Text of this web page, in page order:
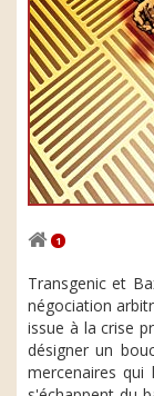
1
Transgenic et
négociation
issue à la crise
désigner un
mercenaires